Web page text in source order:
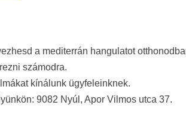
a mediterrán hangulatot
számodra.
kínálunk ügyfeleinknek.
9082 Nyúl, Apor Vilmos utca 37.